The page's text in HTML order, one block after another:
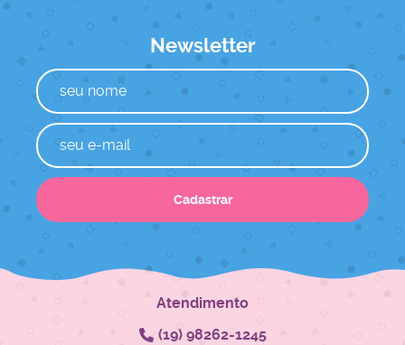
Newsletter
Cadastrar
Atendimento
(19)98262-1245